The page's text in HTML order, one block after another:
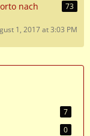
nach
73
1, 2017 at 3:03 PM
7
0